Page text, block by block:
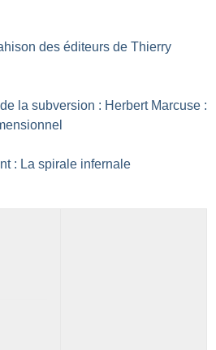
des éditeurs de Thierry
la subversion : Herbert Marcuse :
: La spirale infernale